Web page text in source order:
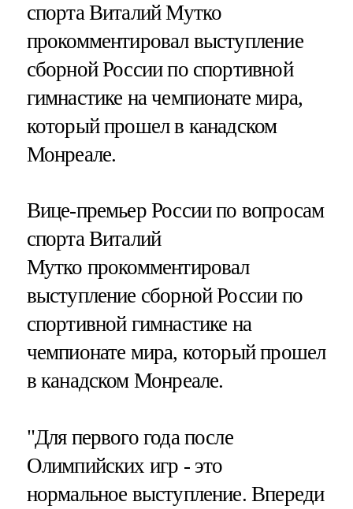
спорта Виталий Мутко
прокомментировал выступление
сборной России по спортивной
гимнастике на чемпионате мира,
который прошел в канадском
Монреале.
Вице-премьер России по вопросам
спорта Виталий
Мутко прокомментировал
выступление сборной России по
спортивной гимнастике на
чемпионате мира, который прошел
в канадском Монреале.
"Для первого года после
Олимпийских игр - это
нормальное выступление. Впереди